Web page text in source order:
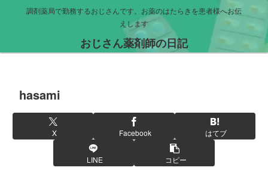
調剤薬局で勤務するおじさんです。お薬のはたらきを患者様へお伝
えします
おじさん薬剤師の日記
hasami
X Facebook はてブ
LINE コピー